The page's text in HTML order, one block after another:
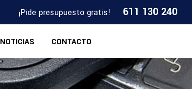
¡Pide presupuesto gratis! 611 130 240
NOTICIAS CONTACTO